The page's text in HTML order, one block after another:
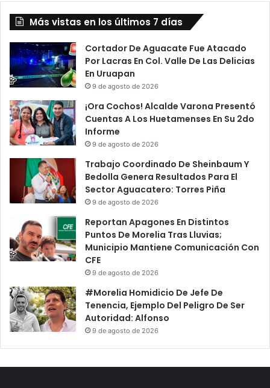
Más vistas en los últimos 7 días
Cortador De Aguacate Fue Atacado
Por Lacras En Col. Valle De Las Delicias
En Uruapan
9 de agosto de 2026
¡Ora Cochos! Alcalde Varona Presentó
Cuentas A Los Huetamenses En Su 2do
Informe
9 de agosto de 2026
Trabajo Coordinado De Sheinbaum Y
Bedolla Genera Resultados Para El
Sector Aguacatero: Torres Piña
9 de agosto de 2026
Reportan Apagones En Distintos
Puntos De Morelia Tras Lluvias;
Municipio Mantiene Comunicación Con
CFE
9 de agosto de 2026
#Morelia Homidicio De Jefe De
Tenencia, Ejemplo Del Peligro De Ser
Autoridad: Alfonso
9 de agosto de 2026